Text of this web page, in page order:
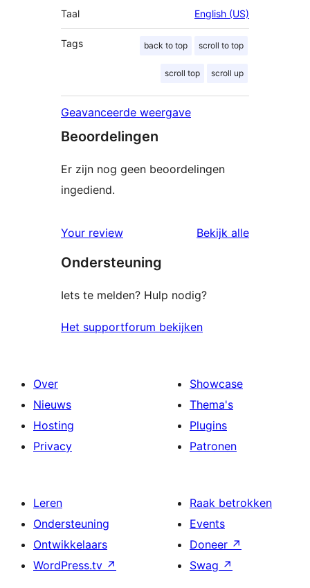
Taal English (US)
Tags back to top scroll to top
scroll top scroll up
Geavanceerde weergave
Beoordelingen
Er zijn nog geen beoordelingen
ingediend.
Your review Bekijk alle
Ondersteuning
Iets te melden? Hulp nodig?
Het supportforum bekijken
Over
Nieuws
Hosting
Privacy
Showcase
Thema's
Plugins
Patronen
Leren
Ondersteuning
Ontwikkelaars
WordPress.tv ↗
Raak betrokken
Events
Doneer ↗
Swag ↗